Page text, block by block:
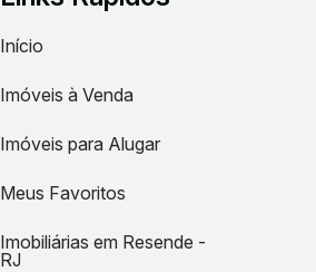
Início
Imóveis à Venda
Imóveis para Alugar
Meus Favoritos
Imobiliárias em Resende -
RJ